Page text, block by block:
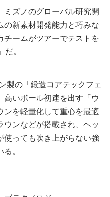
ミズノのグローバル研究開
の新素材開発能力と巧みな
チームがツアーでテストを
。
製の「鍛造コアテックフェ
高いボール初速を出す「ウ
ンを軽量化して重心を最適
ウンなどが搭載され、ヘッ
使っても吹き上がらない強
。